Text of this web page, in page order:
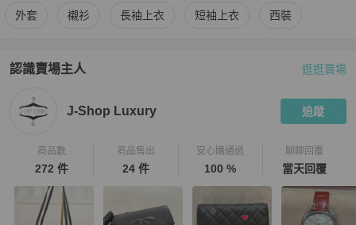
更多 BURBERRY 男裝相似商品推薦
外套 襯衫 長袖上衣 短袖上衣 西裝
認識賣場主人
PopChill 拍拍圈嚴選賣家
逛逛賣場
J-Shop Luxury 追蹤
商品數
272 件
商品售出
24 件
安心購通過
100 %
聊聊回覆
當天回覆